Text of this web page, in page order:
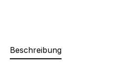
Beschreibung